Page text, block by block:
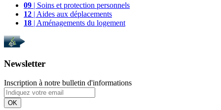
09 | Soins et protection personnels
12 | Aides aux déplacements
18 | Aménagements du logement
Newsletter
Inscription à notre bulletin d'informations
OK